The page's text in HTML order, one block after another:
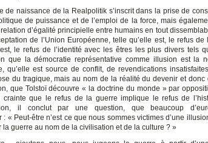
de naissance de la Realpolitik s’inscrit dans la prise de
de puissance et de l’emploi de la force, mais
d’égalité principielle entre humains en tout
de l’Union Européenne, telle qu’elle est, le refus
le refus de l’identité avec les êtres les plus divers tels
que la démocratie représentative comme illusion est la
qu’elle est source de conflit, de revendications
du tragique, mais au nom de la réalité du devenir et donc
que Tolstoï découvre « la doctrine du monde » par
crainte que le refus de la guerre implique le refus de
il conclut par une question, que beaucoup
: « Peut-être n’est ce que nous sommes victimes d’une
la guerre au nom de la civilisation et de la culture ? »